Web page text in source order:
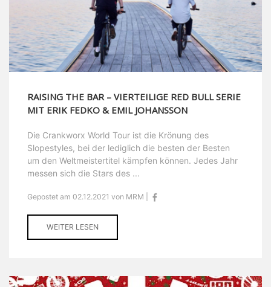
RAISING THE BAR – VIERTEILIGE RED BULL SERIE
MIT ERIK FEDKO & EMIL JOHANSSON
Die Crankworx World Tour ist die Krönung des
Slopestyles, bei der lediglich die besten der Besten
um den Weltmeistertitel kämpfen können. Jedes Jahr
messen sich die Stars des ...
Gepostet am 02.12.2021 von MRM |
WEITER LESEN